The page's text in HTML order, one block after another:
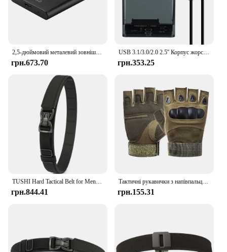
грн.673.70
USB 3.1/3.0/2.0 2.5'' Корпус жорсткого диска Прозорий мобільний HDD Box Корпус SSD Портативний жорсткий диск із кабелем USB C Підтримка UASP
грн.353.25
грн.844.41
Тактичні рукавички з напівпальцем, чоловічі, бойові, полювання, стрільба, пейнтбол, службові - без пальців
грн.155.31